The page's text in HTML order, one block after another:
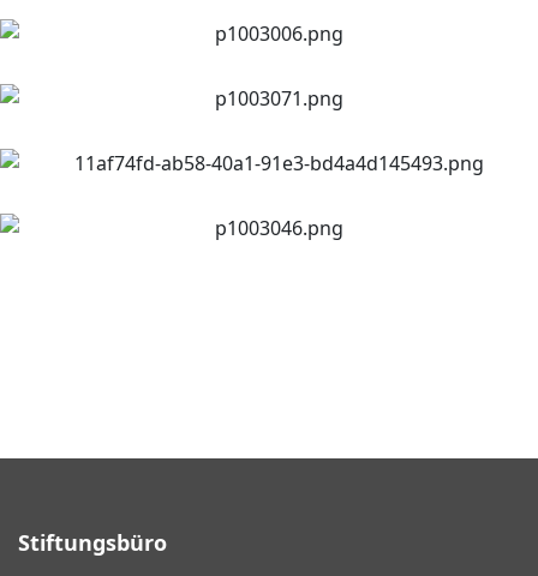
Stiftungsbüro